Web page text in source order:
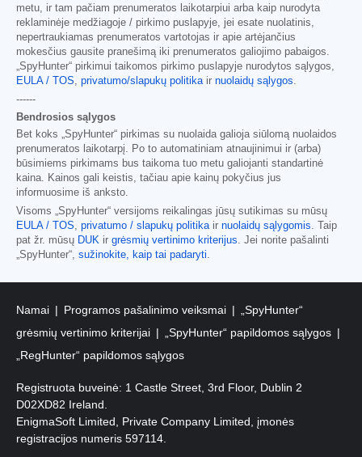
metu, ir tam pačiam prenumeratos laikotarpiui arba kaip nurodyta
reklaminėje medžiagoje / pirkimo puslapyje, jei esate nuolatinis,
nepertraukiamas prenumeratos vartotojas ir apie artėjančius
mokesčius gausite pranešimą iki prenumeratos galiojimo pabaigos.
„SpyHunter“ pirkimui taikomos pirkimo puslapyje nurodytos sąlygos,
EULA / TOS
privatumo/slapukų politika ir nuolaidų sąlygos
------
Bendrosios sąlygos
Bet koks „SpyHunter“ pirkimas su nuolaida galioja siūlomą nuolaidos
prenumeratos laikotarpį. Po to automatiniam atnaujinimui ir (arba)
būsimiems pirkimams bus taikoma tuo metu galiojanti standartinė
kaina. Kainos gali keistis, tačiau apie kainų pokyčius jus
informuosime iš anksto.
Visoms „SpyHunter“ versijoms reikalingas jūsų sutikimas su mūsų
EULA / TOS
privatumo / slapukų politika ir nuolaidų sąlygomis . Taip
pat žr. mūsų DUK ir grėsmių vertinimo kriterijus . Jei norite pašalinti
„SpyHunter“, sužinokite, kaip tai padaryti
Namai Programos pašalinimo veiksmai
„SpyHunter“
grėsmių vertinimo kriterijai
„SpyHunter“ papildomos sąlygos
„RegHunter“ papildomos sąlygos
Registruota buveinė: 1 Castle Street, 3rd Floor, Dublin 2
D02XD82 Ireland.
EnigmaSoft Limited, Private Company Limited, įmonės
registracijos numeris 597114.